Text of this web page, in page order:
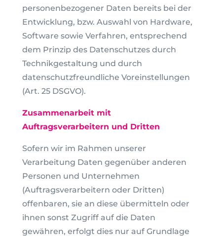
personenbezogener Daten bereits bei der
Entwicklung, bzw. Auswahl von Hardware,
Software sowie Verfahren, entsprechend
dem Prinzip des Datenschutzes durch
Technikgestaltung und durch
datenschutzfreundliche Voreinstellungen
(Art. 25 DSGVO).
Zusammenarbeit mit
Auftragsverarbeitern und Dritten
Sofern wir im Rahmen unserer
Verarbeitung Daten gegenüber anderen
Personen und Unternehmen
(Auftragsverarbeitern oder Dritten)
offenbaren, sie an diese übermitteln oder
ihnen sonst Zugriff auf die Daten
gewähren, erfolgt dies nur auf Grundlage